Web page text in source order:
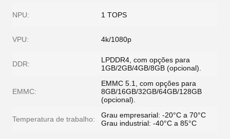
NPU: 1 TOPS
VPU: 4k/1080p
DDR:
LPDDR4, com opções para
1GB/2GB/4GB/8GB (opcional).
EMMC:
EMMC 5.1, com opções para
8GB/16GB/32GB/64GB/128GB
(opcional).
Temperatura de trabalho:
Grau empresarial: -20°C a 70°C
Grau industrial: -40°C a 85°C